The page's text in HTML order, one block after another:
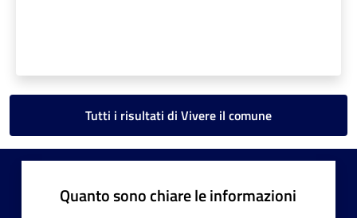
Tutti i risultati di Vivere il comune
Quanto sono chiare le informazioni